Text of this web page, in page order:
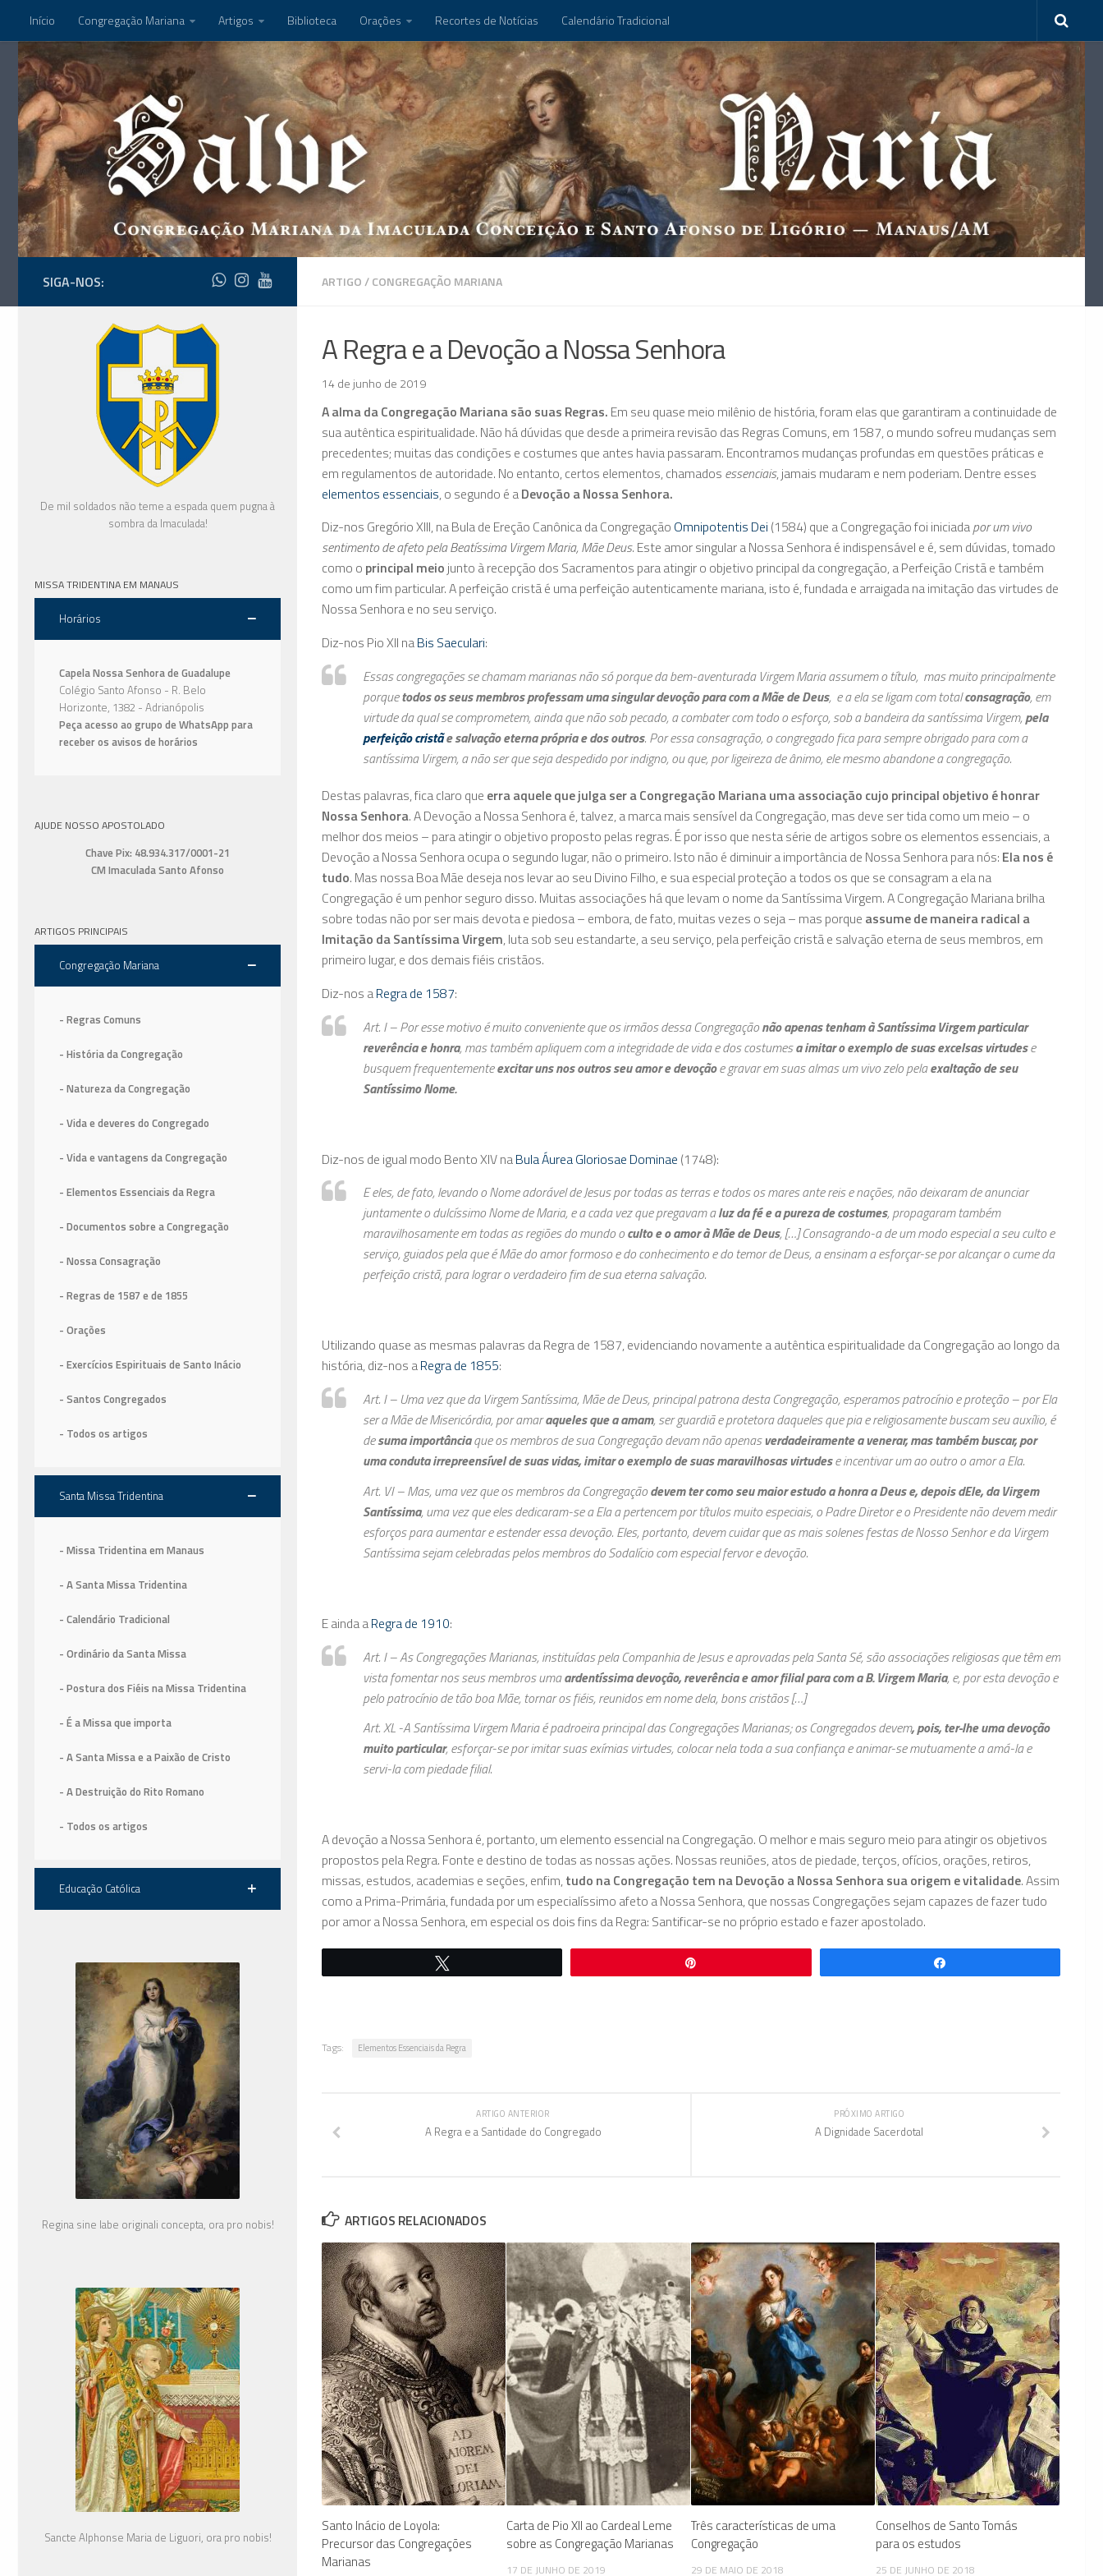
Início Congregação Mariana Artigos Biblioteca Orações Recortes de Notícias Calendário Tradicional
ARTIGO/CONGREGAÇÃO MARIANA
A Regra e a Devoção a Nossa Senhora
14 de junho de 2019
A alma da Congregação Mariana são suas Regras. Em seu quase meio milênio de história, foram elas que garantiram a continuidade de
sua autêntica espiritualidade. Não há dúvidas que desde a primeira revisão das Regras Comuns, em 1587, o mundo sofreu mudanças sem
precedentes; muitas das condições e costumes que antes havia passaram. Encontramos mudanças profundas em questões práticas e
em regulamentos de autoridade. No entanto, certos elementos, chamados essenciais, jamais mudaram e nem poderiam. Dentre esses
elementos essenciais, o segundo é aDevoção a Nossa Senhora.
Diz-nos Gregório XIII, na Bula de Ereção Canônica da Congregação Omnipotentis Dei (1584) que a Congregação foi iniciadapor um vivo
sentimento de afeto pela Beatíssima Virgem Maria, Mãe Deus. Este amor singular a Nossa Senhora é indispensável e é, sem dúvidas, tomado
como o principal meio junto à recepção dos Sacramentos para atingir o objetivo principal da congregação, a Perfeição Cristã e também
como um fim particular. A perfeição cristã é uma perfeição autenticamente mariana, isto é, fundada e arraigada na imitação das virtudes de
Nossa Senhora e no seu serviço.
Diz-nos Pio XII naBis Saeculari:
Essas congregações se chamam marianas não só porque da bem-aventurada Virgem Maria assumem o título, mas muito principalmente
porquetodos os seus membros professam uma singular devoção para com a Mãe de Deus, e a ela se ligam com totalconsagração, em
virtude da qual se comprometem, ainda que não sob pecado, a combater com todo o esforço, sob a bandeira da santíssima Virgem,pela
perfeição cristãe salvação eterna própria e dos outros. Por essa consagração, o congregado fica para sempre obrigado para com a
santíssima Virgem, a não ser que seja despedido por indigno, ou que, por ligeireza de ânimo, ele mesmo abandone a congregação.
Destas palavras, fica claro que erra aquele que julga ser a Congregação Mariana uma associação cujo principal objetivo é honrar
Nossa Senhora. A Devoção a Nossa Senhora é, talvez, a marca mais sensível da Congregação, mas deve ser tida como um meio – o
melhor dos meios – para atingir o objetivo proposto pelas regras. É por isso que nesta série de artigos sobre os elementos essenciais, a
Devoção a Nossa Senhora ocupa o segundo lugar, não o primeiro. Isto não é diminuir a importância de Nossa Senhora para nós: Ela nos é
tudo. Mas nossa Boa Mãe deseja nos levar ao seu Divino Filho, e sua especial proteção a todos os que se consagram a ela na
Congregação é um penhor seguro disso. Muitas associações há que levam o nome da Santíssima Virgem. A Congregação Mariana brilha
sobre todas não por ser mais devota e piedosa – embora, de fato, muitas vezes o seja – mas porque assume de maneira radical a
Imitação da Santíssima Virgem, luta sob seu estandarte, a seu serviço, pela perfeição cristã e salvação eterna de seus membros, em
primeiro lugar, e dos demais fiéis cristãos.
Diz-nos aRegra de 1587:
Art. I – Por esse motivo é muito conveniente que os irmãos dessa Congregaçãonão apenas tenham à Santíssima Virgem particular
reverência e honra, mas também apliquem com a integridade de vida e dos costumesa imitar o exemplo de suas excelsas virtudese
busquem frequentementeexcitar uns nos outros seu amor e devoçãoe gravar em suas almas um vivo zelo pelaexaltação de seu
Santíssimo Nome.
Diz-nos de igual modo Bento XIV naBula Áurea Gloriosae Dominae (1748):
E eles, de fato, levando o Nome adorável de Jesus por todas as terras e todos os mares ante reis e nações, não deixaram de anunciar
juntamente o dulcíssimo Nome de Maria, e a cada vez que pregavam aluz da fé e a pureza de costumes, propagaram também
maravilhosamente em todas as regiões do mundo oculto e o amor à Mãe de Deus, […] Consagrando-a de um modo especial a seu culto e
serviço, guiados pela que é Mãe do amor formoso e do conhecimento e do temor de Deus, a ensinam a esforçar-se por alcançar o cume da
perfeição cristã, para lograr o verdadeiro fim de sua eterna salvação.
Utilizando quase as mesmas palavras da Regra de 1587, evidenciando novamente a autêntica espiritualidade da Congregação ao longo da
história, diz-nos aRegra de 1855:
Art. I – Uma vez que da Virgem Santíssima, Mãe de Deus, principal patrona desta Congregação, esperamos patrocínio e proteção – por Ela
ser a Mãe de Misericórdia, por amaraqueles que a amam, ser guardiã e protetora daqueles que pia e religiosamente buscam seu auxílio, é
desuma importânciaque os membros de sua Congregação devam não apenasverdadeiramente a venerar, mas também buscar, por
uma conduta irrepreensível de suas vidas, imitar o exemplo de suas maravilhosas virtudese incentivar um ao outro o amor a Ela.
Art. VI – Mas, uma vez que os membros da Congregaçãodevem ter como seu maior estudo a honra a Deus e, depois dEle, da Virgem
Santíssima, uma vez que eles dedicaram-se a Ela a pertencem por títulos muito especiais, o Padre Diretor e o Presidente não devem medir
esforços para aumentar e estender essa devoção. Eles, portanto, devem cuidar que as mais solenes festas de Nosso Senhor e da Virgem
Santíssima sejam celebradas pelos membros do Sodalício com especial fervor e devoção.
E ainda aRegra de 1910:
Art. I – As Congregações Marianas, instituídas pela Companhia de Jesus e aprovadas pela Santa Sé, são associações religiosas que têm em
vista fomentar nos seus membros umaardentíssima devoção, reverência e amor filial para com a B. Virgem Maria, e, por esta devoção e
pelo patrocínio de tão boa Mãe, tornar os fiéis, reunidos em nome dela, bons cristãos […]
Art. XL -A Santíssima Virgem Maria é padroeira principal das Congregações Marianas; os Congregados devem, pois, ter-lhe uma devoção
muito particular, esforçar-se por imitar suas exímias virtudes, colocar nela toda a sua confiança e animar-se mutuamente a amá-la e
servi-la com piedade filial.
A devoção a Nossa Senhora é, portanto, um elemento essencial na Congregação. O melhor e mais seguro meio para atingir os objetivos
propostos pela Regra. Fonte e destino de todas as nossas ações. Nossas reuniões, atos de piedade, terços, ofícios, orações, retiros,
missas, estudos, academias e seções, enfim,tudo na Congregação tem na Devoção a Nossa Senhora sua origem e vitalidade. Assim
como a Prima-Primária, fundada por um especialíssimo afeto a Nossa Senhora, que nossas Congregações sejam capazes de fazer tudo
por amor a Nossa Senhora, em especial os dois fins da Regra: Santificar-se no próprio estado e fazer apostolado.
Tags: Elementos Essenciais da Regra
PRÓXIMO ARTIGO
A Dignidade Sacerdotal
ARTIGO ANTERIOR
A Regra e a Santidade do Congregado
ARTIGOS RELACIONADOS
Santo Inácio de Loyola:
Precursor das Congregações
Marianas
Carta de Pio XII ao Cardeal Leme
sobre as Congregação Marianas
17 DE JUNHO DE 2019
Três características de uma
Congregação
29 DE MAIO DE 2018
Conselhos de Santo Tomás
para os estudos
25 DE JUNHO DE 2018
SIGA-NOS:
De mil soldados não teme a espada quem pugna à
sombra da Imaculada!
MISSA TRIDENTINA EM MANAUS
Horários
Capela Nossa Senhora de Guadalupe
Colégio Santo Afonso - R. Belo
Horizonte, 1382 - Adrianópolis
Peça acesso ao grupo de WhatsApp para
receber os avisos de horários
AJUDE NOSSO APOSTOLADO
Chave Pix: 48.934.317/0001-21
CM Imaculada Santo Afonso
ARTIGOS PRINCIPAIS
Congregação Mariana
- Regras Comuns
- História da Congregação
- Natureza da Congregação
- Vida e deveres do Congregado
- Vida e vantagens da Congregação
- Elementos Essenciais da Regra
- Documentos sobre a Congregação
- Nossa Consagração
- Regras de 1587 e de 1855
- Orações
- Exercícios Espirituais de Santo Inácio
- Santos Congregados
- Todos os artigos
Santa Missa Tridentina
- Missa Tridentina em Manaus
- A Santa Missa Tridentina
- Calendário Tradicional
- Ordinário da Santa Missa
- Postura dos Fiéis na Missa Tridentina
- É a Missa que importa
- A Santa Missa e a Paixão de Cristo
- A Destruição do Rito Romano
- Todos os artigos
Educação Católica
Regina sine labe originali concepta, ora pro nobis!
Sancte Alphonse Maria de Liguori, ora pro nobis!